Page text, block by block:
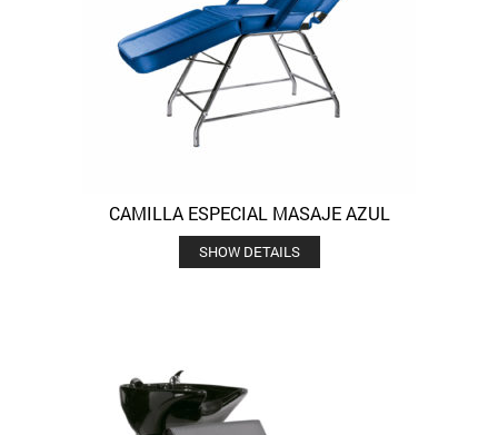
CAMILLA ESPECIAL MASAJE AZUL
SHOW DETAILS